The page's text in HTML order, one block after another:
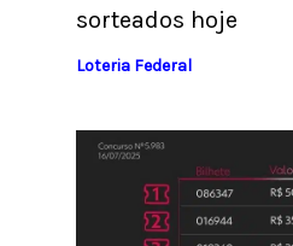
sorteados hoje
Loteria Federal